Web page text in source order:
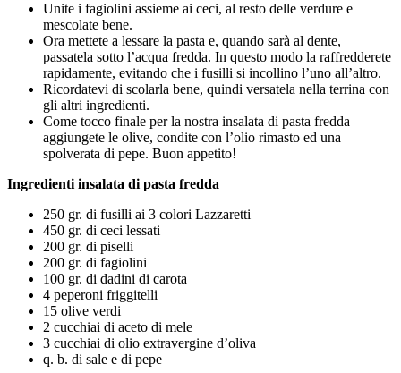
Unite i fagiolini assieme ai ceci, al resto delle verdure e
mescolate bene.
Ora mettete a lessare la pasta e, quando sarà al dente,
passatela sotto l’acqua fredda. In questo modo la raffredderete
rapidamente, evitando che i fusilli si incollino l’uno all’altro.
Ricordatevi di scolarla bene, quindi versatela nella terrina con
gli altri ingredienti.
Come tocco finale per la nostra insalata di pasta fredda
aggiungete le olive, condite con l’olio rimasto ed una
spolverata di pepe. Buon appetito!
Ingredienti insalata di pasta fredda
250 gr. di fusilli ai 3 colori Lazzaretti
450 gr. di ceci lessati
200 gr. di piselli
200 gr. di fagiolini
100 gr. di dadini di carota
4 peperoni friggitelli
15 olive verdi
2 cucchiai di aceto di mele
3 cucchiai di olio extravergine d’oliva
q. b. di sale e di pepe